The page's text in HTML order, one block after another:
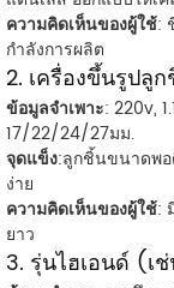
ความคิดเห็นของผู้ใช้:
กำลังการผลิต
2. เครื่องขึ้นรูปลู
ข้อมูลจำเพาะ: 220v,
17/22/24/27มม.
จุดแข็ง:ลูกชิ้นขนาดพอ
ง่าย
ความคิดเห็นของผู้ใช้:
ยาว
3. รุ่นไฮเอนด์ (เ